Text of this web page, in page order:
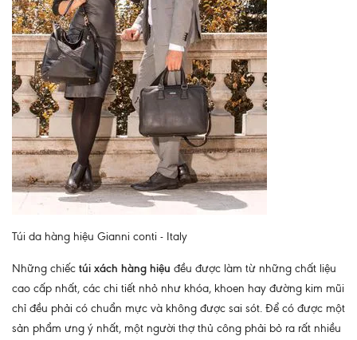
Túi da hàng hiệu Gianni conti - Italy
Những chiếc túi xách hàng hiệu đều được làm từ những chất liệu
cao cấp nhất, các chi tiết nhỏ như khóa, khoen hay đường kim mũi
chỉ đều phải có chuẩn mực và không được sai sót. Để có được một
sản phẩm ưng ý nhất, một người thợ thủ công phải bỏ ra rất nhiều